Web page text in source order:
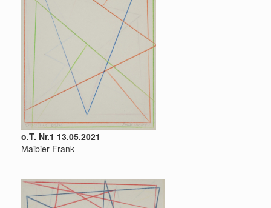
o.T. Nr.1 13.05.2021
Maibier Frank